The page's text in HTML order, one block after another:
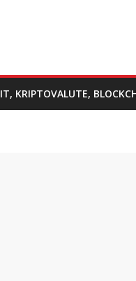
IT, KRIPTOVALUTE,